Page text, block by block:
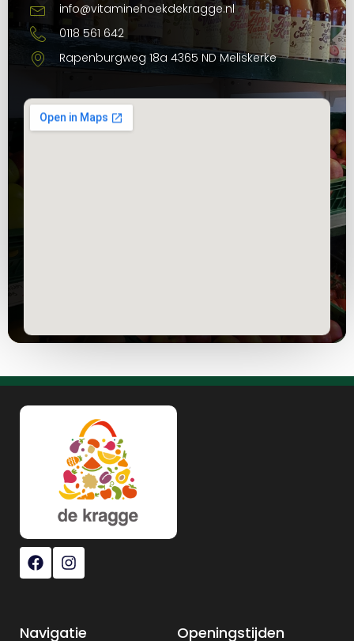
info@vitaminehoekdekragge.nl
0118 561 642
Rapenburgweg 18a 4365 ND Meliskerke
Navigatie Openingstijden